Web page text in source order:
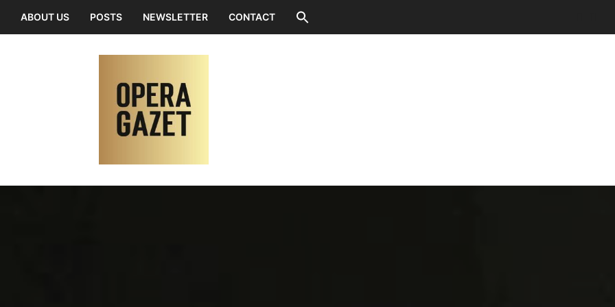
ABOUT US POSTS NEWSLETTER CONTACT